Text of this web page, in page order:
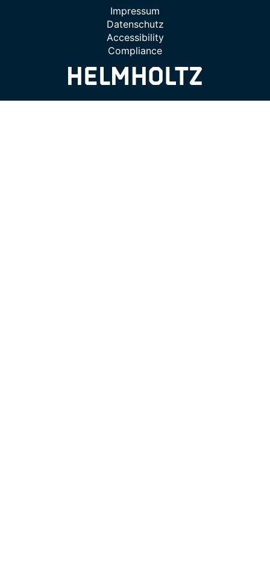
Impressum
Datenschutz
Accessibility
Compliance